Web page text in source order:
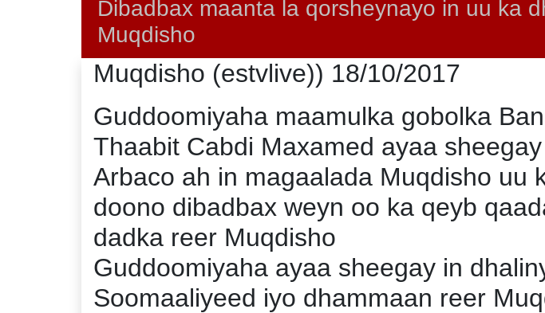
Dibadbax maanta la qorsheynayo in uu ka
Muqdisho
Muqdisho (estvlive)) 18/10/2017
Guddoomiyaha maamulka gobolka
Thaabit Cabdi Maxamed ayaa
Arbaco ah in magaalada Muqdisho uu
doono dibadbax weyn oo ka qeyb
dadka reer Muqdisho
Guddoomiyaha ayaa sheegay in
Soomaaliyeed iyo dhammaan reer